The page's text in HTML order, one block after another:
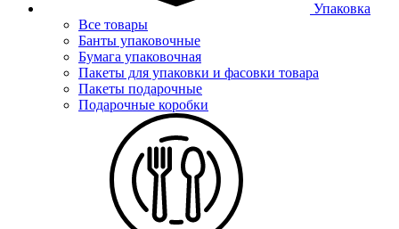
Упаковка
Все товары
Банты упаковочные
Бумага упаковочная
Пакеты для упаковки и фасовки товара
Пакеты подарочные
Подарочные коробки